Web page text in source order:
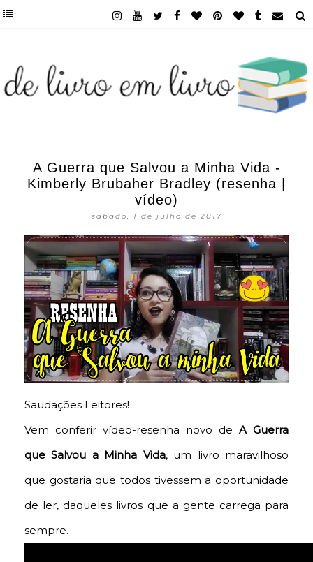
A Guerra que Salvou a Minha Vida -
Kimberly Brubaher Bradley (resenha |
vídeo)
sábado, 1 de julho de 2017
Saudações Leitores!
Vem conferir vídeo-resenha novo de A Guerra
que Salvou a Minha Vida, um livro maravilhoso
que gostaria que todos tivessem a oportunidade
de ler, daqueles livros que a gente carrega para
sempre.